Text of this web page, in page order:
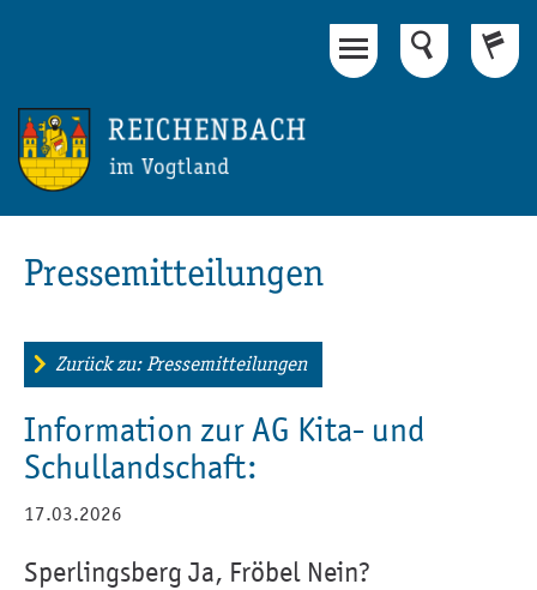
Pressemitteilungen
Zurück zu: Pressemitteilungen
Information zur AG Kita- und
Schullandschaft:
17.03.2026
Sperlingsberg Ja, Fröbel Nein?